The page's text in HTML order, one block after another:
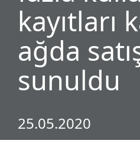
kayıtları
ağda
sunuldu
25.05.2020